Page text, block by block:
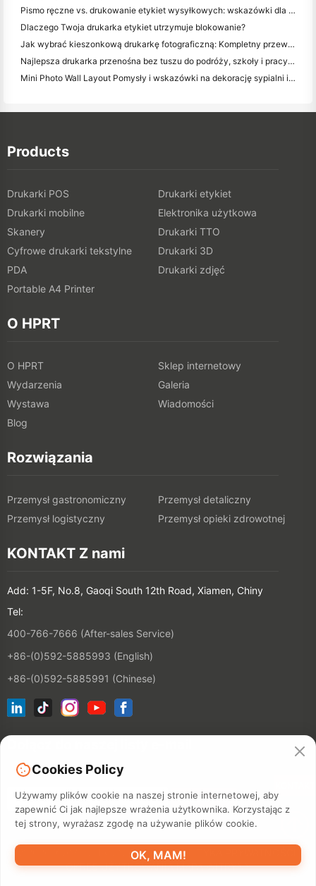
Pismo ręczne vs. drukowanie etykiet wysyłkowych: wskazówki dla małych firm w 2026 roku
Dlaczego Twoja drukarka etykiet utrzymuje blokowanie?
Jak wybrać kieszonkową drukarkę fotograficzną: Kompletny przewodnik dla użytkowników dziennikarstwa, podróży i iPhone'a
Najlepsza drukarka przenośna bez tuszu do podróży, szkoły i pracy mobilnej: Hanin MT620 Pro Review
Mini Photo Wall Layout Pomysły i wskazówki na dekorację sypialni i dormitorium
Products
Drukarki POS
Drukarki etykiet
Drukarki mobilne
Elektronika użytkowa
Skanery
Drukarki TTO
Cyfrowe drukarki tekstylne
Drukarki 3D
PDA
Drukarki zdjęć
Portable A4 Printer
O HPRT
O HPRT
Sklep internetowy
Wydarzenia
Galeria
Wystawa
Wiadomości
Blog
Rozwiązania
Przemysł gastronomiczny
Przemysł detaliczny
Przemysł logistyczny
Przemysł opieki zdrowotnej
KONTAKT Z nami
Add: 1-5F, No.8, Gaoqi South 12th Road, Xiamen, Chiny
Tel:
400-766-7666 (After-sales Service)
+86-(0)592-5885993 (English)
+86-(0)592-5885991 (Chinese)
©2026 XIAMEN HANIN CO., LTD.POLITYKA PRYWATNOŚCI
OKRES UŻYTKOWANIA MAPA WITRYNY
Cookies Policy
Używamy plików cookie na naszej stronie internetowej, aby
zapewnić Ci jak najlepsze wrażenia użytkownika. Korzystając z
tej strony, wyrażasz zgodę na używanie plików cookie.
OK, MAM!